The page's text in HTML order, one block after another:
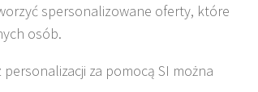
spersonalizowane oferty, które
osób.
za pomocą SI można